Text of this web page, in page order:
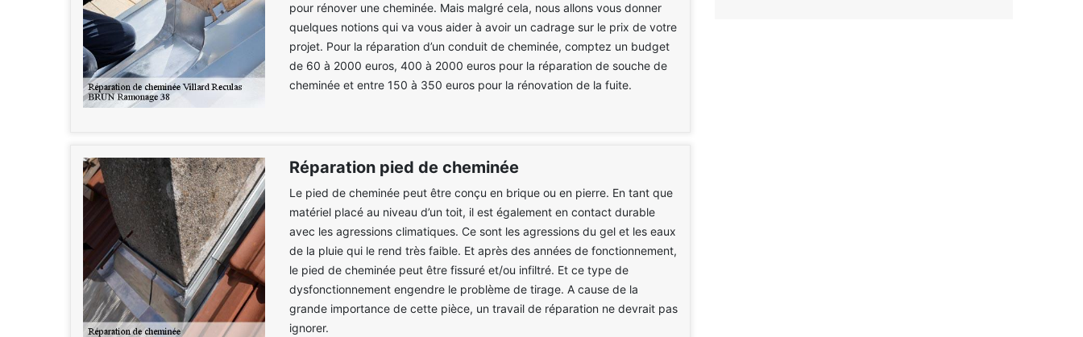
pour rénover une cheminée. Mais malgré cela, nous allons vous donner
quelques notions qui va vous aider à avoir un cadrage sur le prix de votre
projet. Pour la réparation d’un conduit de cheminée, comptez un budget
de 60 à 2000 euros, 400 à 2000 euros pour la réparation de souche de
cheminée et entre 150 à 350 euros pour la rénovation de la fuite.
Réparation pied de cheminée
Le pied de cheminée peut être conçu en brique ou en pierre. En tant que
matériel placé au niveau d’un toit, il est également en contact durable
avec les agressions climatiques. Ce sont les agressions du gel et les eaux
de la pluie qui le rend très faible. Et après des années de fonctionnement,
le pied de cheminée peut être fissuré et/ou infiltré. Et ce type de
dysfonctionnement engendre le problème de tirage. A cause de la
grande importance de cette pièce, un travail de réparation ne devrait pas
ignorer.